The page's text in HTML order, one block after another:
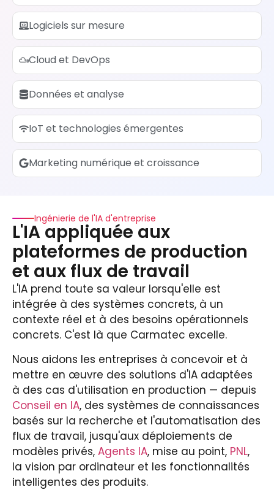
Logiciels sur mesure
Cloud et DevOps
Données et analyse
IoT et technologies émergentes
Marketing numérique et croissance
Ingénierie de l'IA d'entreprise
L'IA appliquée aux
plateformes de production
et aux flux de travail
L'IA prend toute sa valeur lorsqu'elle est
intégrée à des systèmes concrets, à un
contexte réel et à des besoins opérationnels
concrets. C'est là que Carmatec excelle.
Nous aidons les entreprises à concevoir et à
mettre en œuvre des solutions d'IA adaptées
à des cas d'utilisation en production — depuis
Conseil en IA, des systèmes de connaissances
basés sur la recherche et l'automatisation des
flux de travail, jusqu'aux déploiements de
modèles privés, Agents IA, mise au point, PNL,
la vision par ordinateur et les fonctionnalités
intelligentes des produits.